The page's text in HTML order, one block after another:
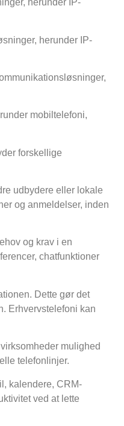
herunder IP-
herunder IP-
mobiltelefoni,
forskellige
udbydere eller lokale
og anmeldelser, inden
og krav i en
chatfunktioner
Dette gør det
Erhvervstelefoni kan
mulighed
telefonlinjer.
kalendere, CRM-
ved at lette